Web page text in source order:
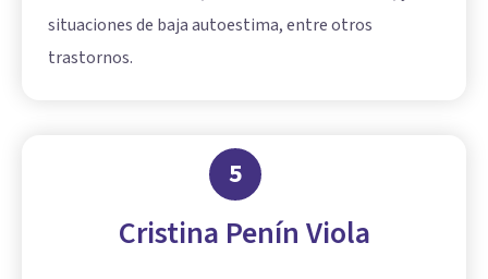
situaciones de baja autoestima, entre otros
trastornos.
5
Cristina Penín Viola